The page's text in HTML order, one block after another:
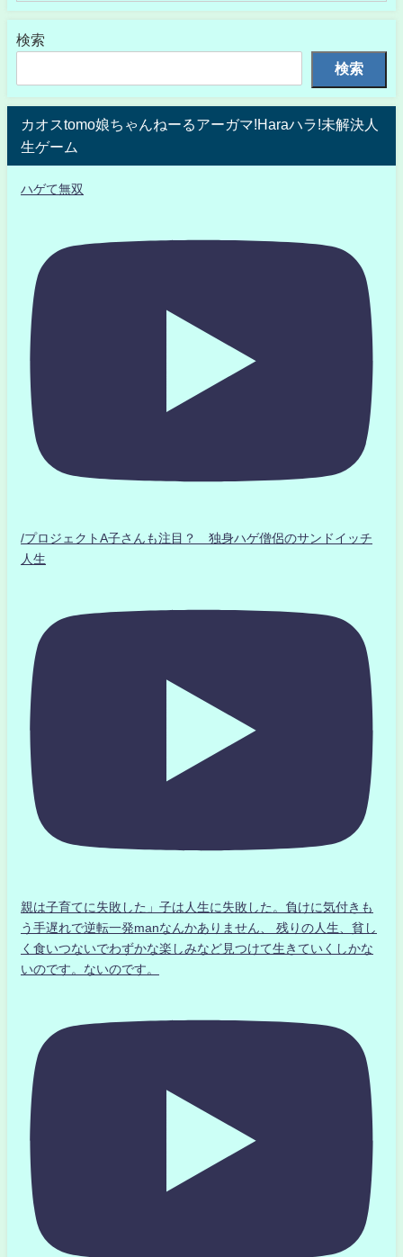
検索
検索
カオスtomo娘ちゃんねーるアーガマ!Haraハラ!未解決人
生ゲーム
ハゲて無双
/プロジェクトA子さんも注目？ 独身ハゲ僧侶のサンドイッチ
人生
親は子育てに失敗した」子は人生に失敗した。負けに気付きも
う手遅れで逆転一発manなんかありません、 残りの人生、貧し
く食いつないでわずかな楽しみなど見つけて生きていくしかな
いのです。ないのです。